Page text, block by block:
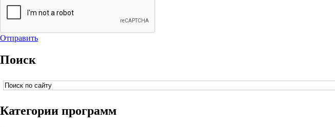
Отправить
Поиск
Категории программ